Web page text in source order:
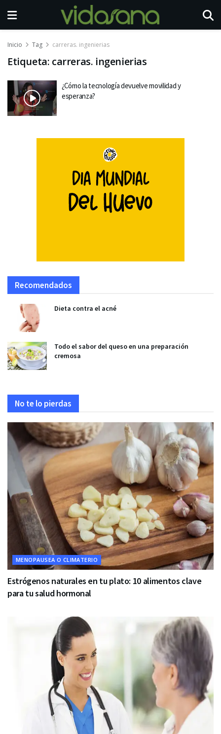
Inicio Tag carreras. ingenierias
Etiqueta: carreras. ingenierias
¿Cómo la tecnología devuelve movilidad y
esperanza?
Recomendados
Dieta contra el acné
Todo el sabor del queso en una preparación
cremosa
No te lo pierdas
MENOPAUSEA O CLIMATERIO
Estrógenos naturales en tu plato: 10 alimentos clave
para tu salud hormonal